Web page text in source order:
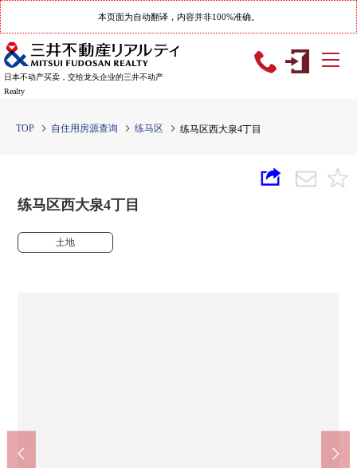
本页面为自动翻译，内容并非100%准确。
日本不动产买卖，交给龙头企业的三井不动产
Realty
TOP 自住用房源查询 练马区 练马区西大泉4丁目
练马区西大泉4丁目
土地